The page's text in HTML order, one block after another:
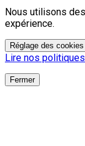
Nous utilisons
expérience.
Réglage des cookies
Lire nos
Fermer